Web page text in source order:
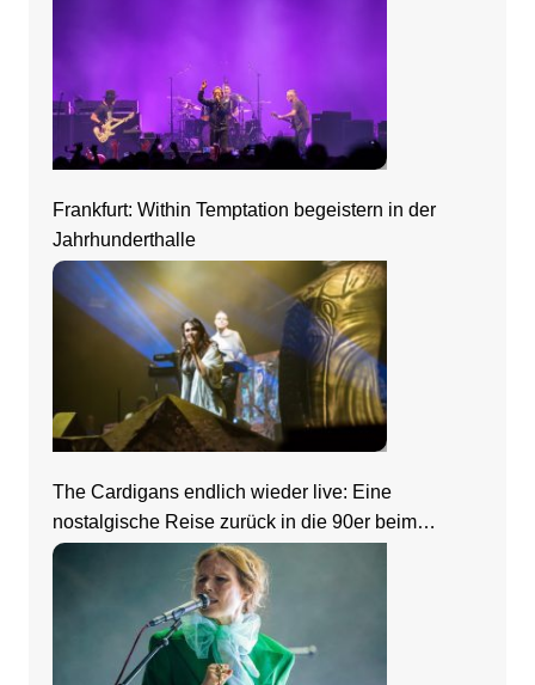
Frankfurt: Within Temptation begeistern in der
Jahrhunderthalle
The Cardigans endlich wieder live: Eine
nostalgische Reise zurück in die 90er beim
Zeltfestival Rhein-Neckar